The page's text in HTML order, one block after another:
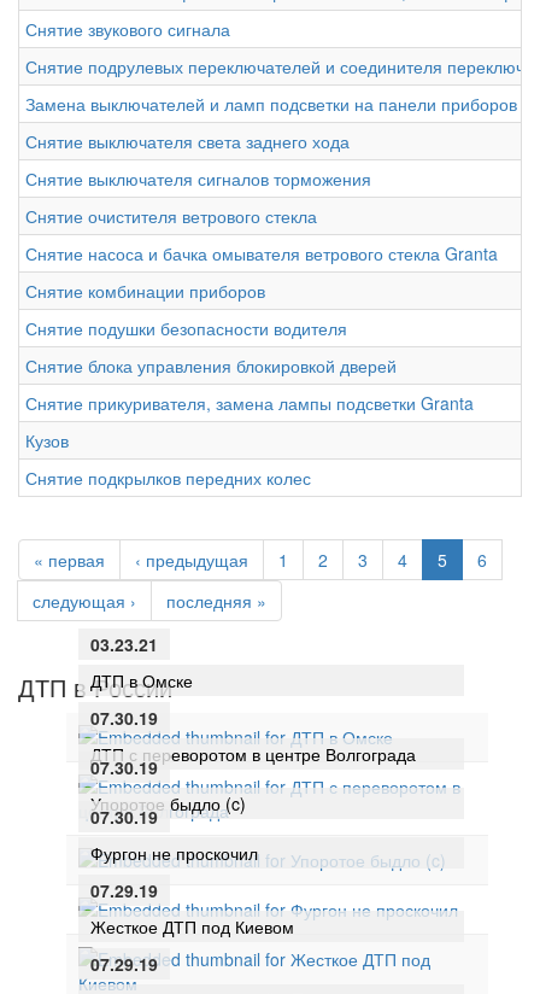
Снятие звукового сигнала
Снятие подрулевых переключателей и соединителя
Замена выключателей и ламп подсветки на панели приборов
Снятие выключателя света заднего хода
Снятие выключателя сигналов торможения
Снятие очистителя ветрового стекла
Снятие насоса и бачка омывателя ветрового стекла Granta
Снятие комбинации приборов
Снятие подушки безопасности водителя
Снятие блока управления блокировкой дверей
Снятие прикуривателя, замена лампы подсветки Granta
Кузов
Снятие подкрылков передних колес
« первая ‹ предыдущая 1 2 3 4 5
6
следующая ›
последняя »
ДТП в России
03.23.21
ДТП в Омске
07.30.19
ДТП с переворотом в центре Волгограда
07.30.19
Упоротое быдло (c)
07.30.19
Фургон не проскочил
07.29.19
Жесткое ДТП под Киевом
07.29.19